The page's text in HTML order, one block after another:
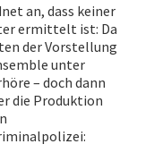
an, dass keiner
ermittelt ist: Da
der Vorstellung
unter
– doch dann
die Produktion